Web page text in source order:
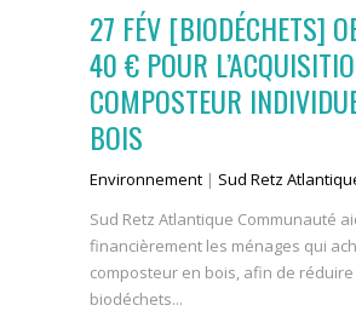
27 FÉV [BIODÉCHETS]
40 € POUR
COMPOSTEUR
BOIS
Environnement | Sud Retz
Sud Retz Atlantique Communauté
financièrement les ménages qui
composteur en bois, afin de
biodéchets...